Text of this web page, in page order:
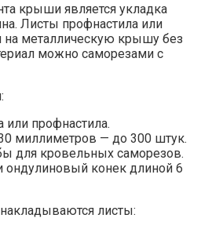
крыши является укладка
Листы профнастила или
на металлическую крышу без
можно саморезами с
или профнастила.
миллиметров — до 300 штук.
для кровельных саморезов.
ондулиновый конек длиной 6
листы: